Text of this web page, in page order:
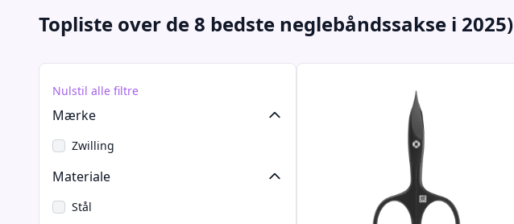
Topliste over de 8 bedste neglebåndssakse i 2025)
Nulstil alle filtre
Mærke
Zwilling
Materiale
Stål